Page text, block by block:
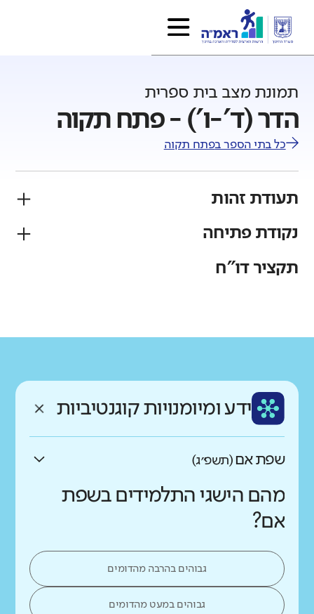
תמונת מצב בית ספרית
הדר (ד'-ו') - פתח תקוה
כל בתי הספר בפתח תקוה
תעודת זהות
פיקוח
נקודת פתיחה
רקע חברתי כלכלי
ממוצע תלמידים בכיתה
גבוה נמוך
תקציר דו"ח
ידע ומיומנויות קוגנטיביות
שפת אם(תשפ״ג)
מהם הישגי התלמידים בשפת
אם?
גבוהים בהרבה מהדומים
גבוהים במעט מהדומים